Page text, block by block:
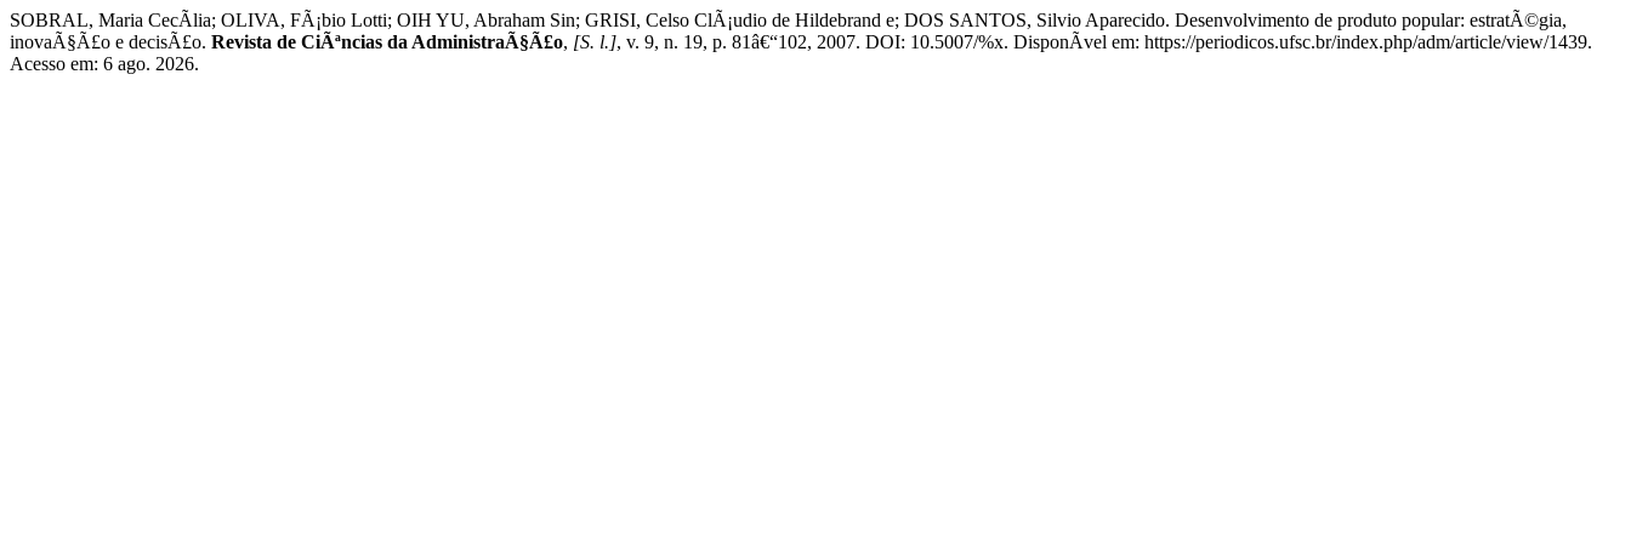
SOBRAL, Maria CecÃ­lia; OLIVA, FÃ¡bio Lotti; OIH YU, Abraham Sin; GRISI, Celso ClÃ¡udio de Hildebrand e; DOS SANTOS, Silvio Aparecido. Desenvolvimento de produto popular: estratÃ©gia,
inovaÃ§Ã£o e decisÃ£o. Revista de CiÃªncias da AdministraÃ§Ã£o, [S. l.], v. 9, n. 19, p. 81â€“102, 2007. DOI: 10.5007/%x. DisponÃ­vel em: https://periodicos.ufsc.br/index.php/adm/article/view/1439.
Acesso em: 6 ago. 2026.